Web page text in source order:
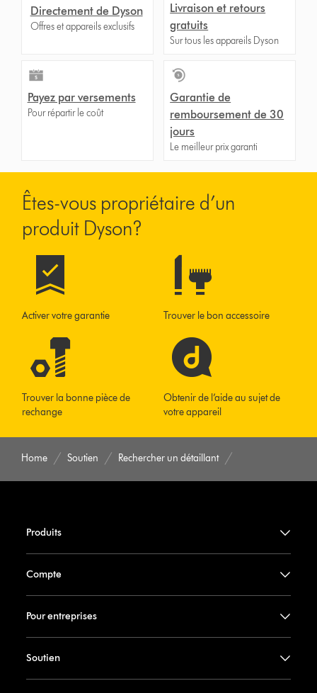
Directement de Dyson
Offres et appareils exclusifs
Livraison et retours
gratuits
Sur tous les appareils Dyson
Payez par versements
Pour répartir le coût
Garantie de
remboursement de 30
jours
Le meilleur prix garanti
Êtes-vous propriétaire d’un
produit Dyson?
Activer votre garantie Trouver le bon accessoire
Trouver la bonne pièce de
rechange
Obtenir de l’aide au sujet de
votre appareil
Home Soutien Rechercher un détaillant
Produits
Compte
Pour entreprises
Soutien